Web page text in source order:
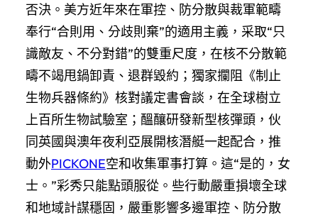
否決。美方近年來在軍控、防分散與裁軍範疇
奉行“合則用、分歧則棄”的適用主義，采取“只
識敵友、不分對錯”的雙重尺度，在核不分散範
疇不竭甩鍋卸責、退群毀約；獨家攔阻《制止
生物兵器條約》核對議定書會談，在全球樹立
上百所生物試驗室；醞釀研發新型核彈頭，伙
同英國與澳年夜利亞展開核潛艇一起配合，推
動外PICKONE空和收集軍事打算。這“是的，女
士。”彩秀只能點頭服從。些行動嚴重損壞全球
和地域計謀穩固，嚴重影響多邊軍控、防分散